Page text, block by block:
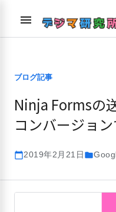
menu
ブログ記事
Ninja Formsの
コンバージョ
calendar_today2019年2月21日folder